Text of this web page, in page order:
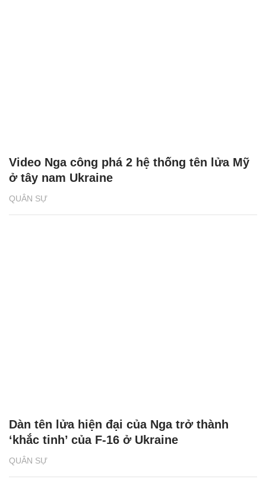
QUÂN SỰ
Video Nga công phá 2 hệ thống tên lửa Mỹ
ở tây nam Ukraine
QUÂN SỰ
Dàn tên lửa hiện đại của Nga trở thành
‘khắc tinh’ của F-16 ở Ukraine